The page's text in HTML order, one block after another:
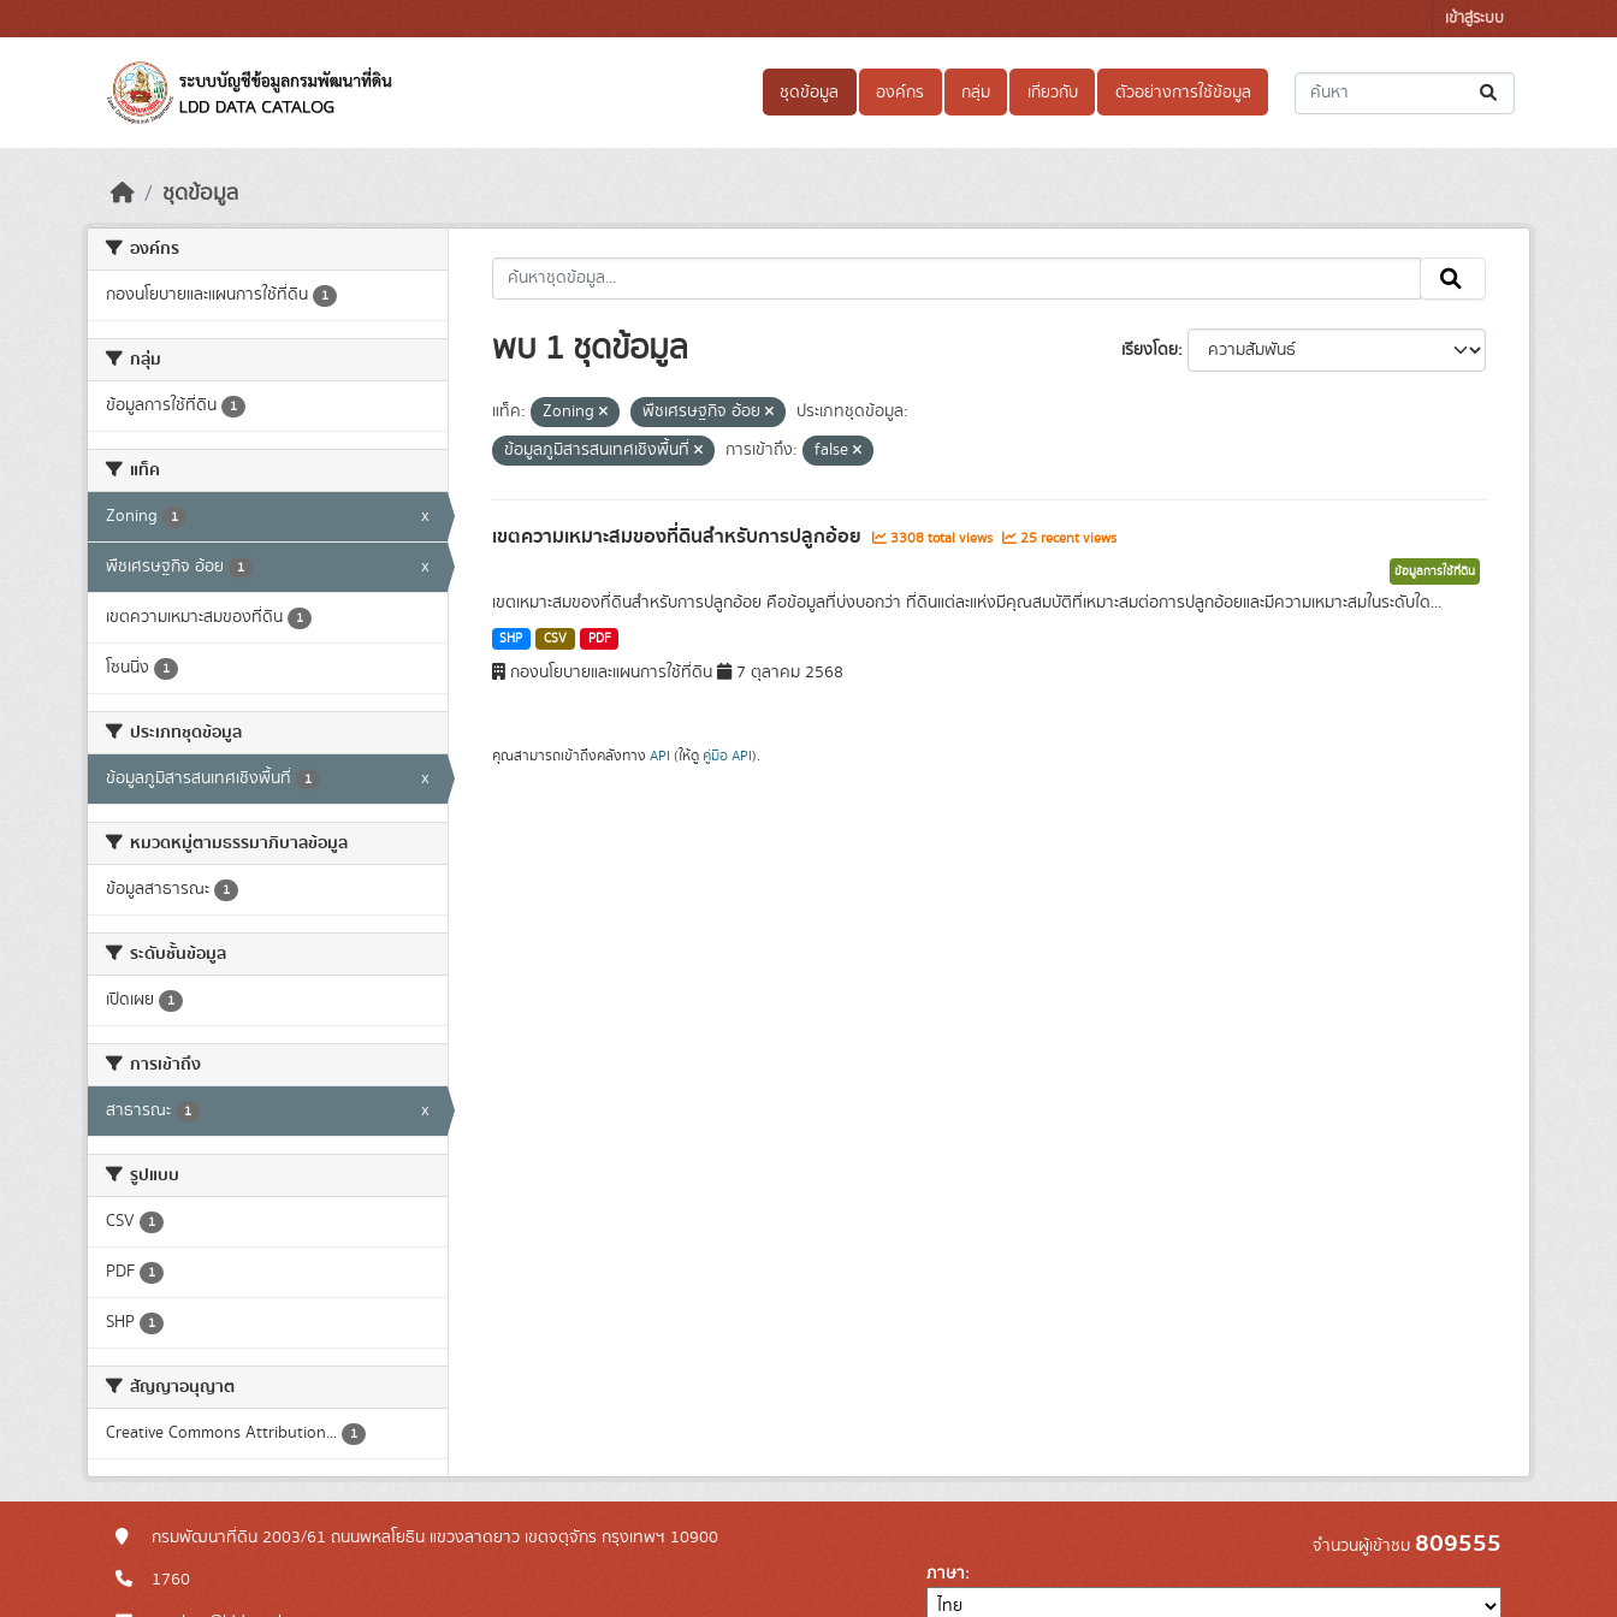
เข้าสู่ระบบ
ชุดข้อมูล องค์กร กลุ่ม เกี่ยวกับ ตัวอย่างการใช้ข้อมูล
ชุดข้อมูล
องค์กร
กองนโยบายและแผนการใช้ที่ดิน 1
กลุ่ม
ข้อมูลการใช้ที่ดิน 1
แท็ค
Zoning 1 x
พืชเศรษฐกิจ อ้อย 1 x
เขตความเหมาะสมของที่ดิน 1
โซนนิ่ง 1
ประเภทชุดข้อมูล
ข้อมูลภูมิสารสนเทศเชิงพื้นที่ 1 x
หมวดหมู่ตามธรรมาภิบาลข้อมูล
ข้อมูลสาธารณะ 1
ระดับชั้นข้อมูล
เปิดเผย 1
การเข้าถึง
สาธารณะ 1 x
รูปแบบ
CSV 1
PDF 1
SHP 1
สัญญาอนุญาต
Creative Commons Attribution... 1
เรียงโดย
พบ 1 ชุดข้อมูล
แท็ค: Zoning พืชเศรษฐกิจ อ้อย
ประเภทชุดข้อมูล:
ข้อมูลภูมิสารสนเทศเชิงพื้นที่
การเข้าถึง: false
เขตความเหมาะสมของที่ดินสำหรับการปลูกอ้อย 3308 total views 25 recent views
ข้อมูลการใช้ที่ดิน
เขตเหมาะสมของที่ดินสำหรับการปลูกอ้อย คือข้อมูลที่บ่งบอกว่า ที่ดินแต่ละแห่งมีคุณสมบัติที่เหมาะสมต่อการปลูกอ้อยและมีความเหมาะสมในระดับใด...
SHP CSV PDF
กองนโยบายและแผนการใช้ที่ดิน 7 ตุลาคม 2568
คุณสามารถเข้าถึงคลังทาง API (ให้ดู คู่มือ API).
กรมพัฒนาที่ดิน 2003/61 ถนนพหลโยธิน แขวงลาดยาว เขตจตุจักร กรุงเทพฯ 10900
1760
จำนวนผู้เข้าชม 809555
ภาษา